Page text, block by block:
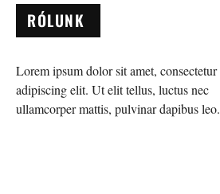
RÓLUNK
Lorem ipsum dolor sit amet, consectetur
adipiscing elit. Ut elit tellus, luctus nec
ullamcorper mattis, pulvinar dapibus leo.